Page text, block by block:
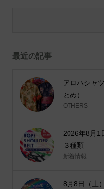
最近の記事
アロハシャ
とめ）
OTHERS
2026年8月1
３種類
新着情報
8月8日（土